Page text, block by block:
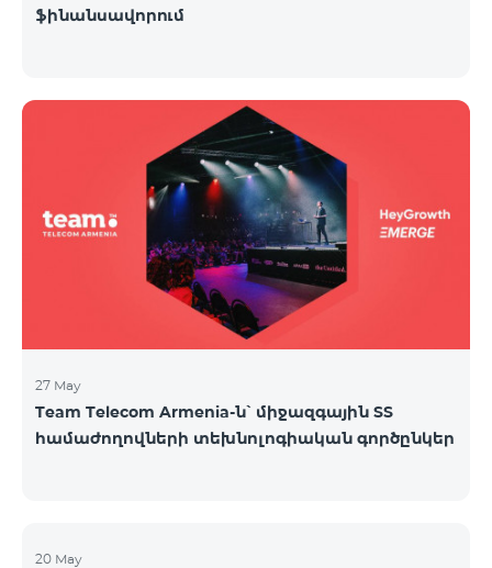
ֆինանսավորում
27 May
Team Telecom Armenia-ն՝ միջազգային ՏՏ
համաժողովների տեխնոլոգիական գործընկեր
20 May